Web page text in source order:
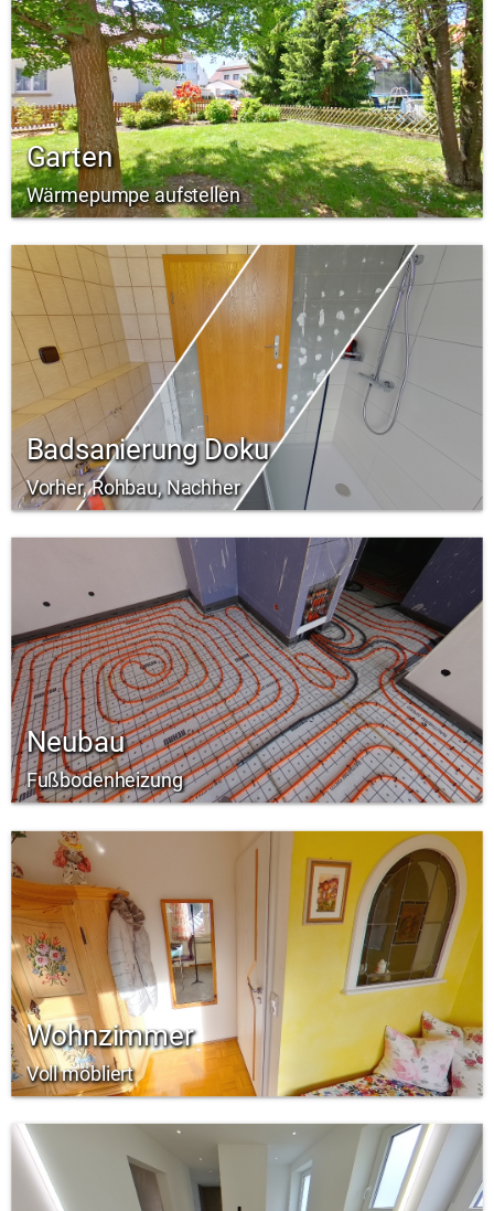
Garten
Wärmepumpe aufstellen
Badsanierung Doku
Vorher, Rohbau, Nachher
Neubau
Fußbodenheizung
Wohnzimmer
Voll möbliert